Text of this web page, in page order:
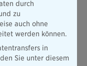
in einem
braucht ein
setzt und
Genau dafür
Hemmelrath,
durch
zu
auch ohne
werden können.
in
Sie unter diesem